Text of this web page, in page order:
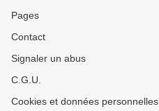
Pages
Contact
Signaler un abus
C.G.U.
Cookies et données personnelles